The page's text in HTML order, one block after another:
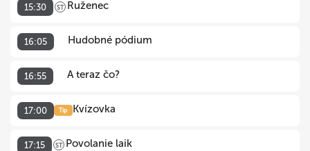
15:30 ST Ruženec
16:05 Hudobné pódium
16:55 A teraz čo?
17:00 Tip Kvízovka
17:15 ST Povolanie laik